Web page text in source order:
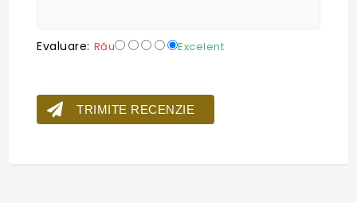
Evaluare: Rău Excelent
TRIMITE RECENZIE